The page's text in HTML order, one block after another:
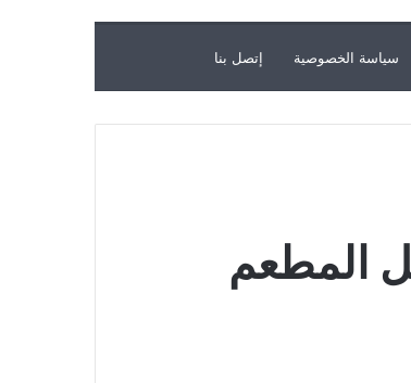
سياسة الخصوصية إتصل بنا
المطعم